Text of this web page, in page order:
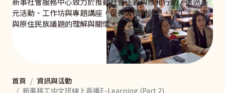
元活動、工作坊與專題講座，促進大眾對勞工、移工、漁工
與原住民族議題的理解與關懷。
首頁
資訊與活動
新事移工中文班線上直播E-Learning (Part 2)